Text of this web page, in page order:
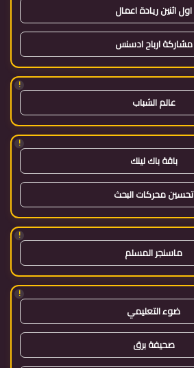
اول اثنين ريادة اعمال
مشاركة ارباح ادسنس
!
عالم الشباب
!
باقة باك لينك
تحسين محركات البحث
!
ماسنجر المسلم
!
ضوء التعليمي
صحيفة برق